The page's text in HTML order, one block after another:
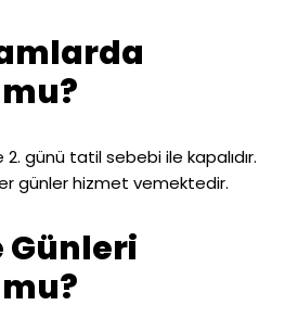
2. günü tatil sebebi ile kapalıdır.
günler hizmet vemektedir.
Günleri